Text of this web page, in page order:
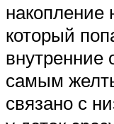
накопление
который
внутренние
самым
связано с